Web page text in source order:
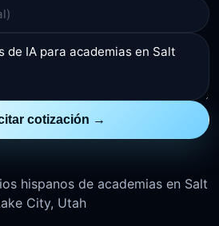
cotización →
hispanos de academias en Salt
City, Utah